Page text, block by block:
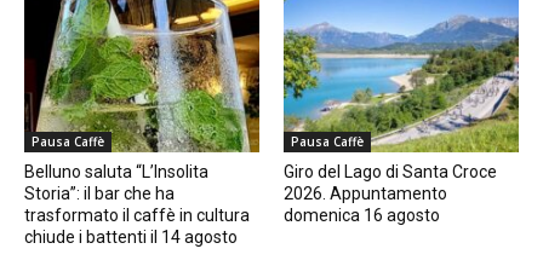
Pausa Caffè
Belluno saluta “L’Insolita
Storia”: il bar che ha
trasformato il caffè in cultura
chiude i battenti il 14 agosto
Pausa Caffè
Giro del Lago di Santa Croce
2026. Appuntamento
domenica 16 agosto